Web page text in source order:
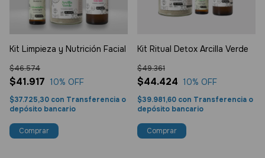
Kit Limpieza y Nutrición Facial
$41.917
$46.574
10% OFF
$37.725,30 con Transferencia o
depósito bancario
Kit Ritual Detox Arcilla Verde
$44.424
$49.361
10% OFF
$39.981,60 con Transferencia o
depósito bancario